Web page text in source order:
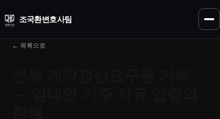
조국환변호사팀
← 목록으로